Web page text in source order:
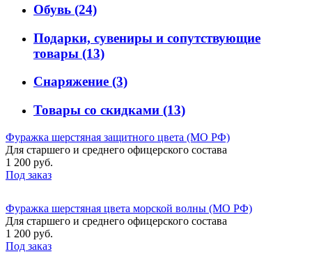
Обувь (24)
Подарки, сувениры и сопутствующие
товары (13)
Снаряжение (3)
Товары со скидками (13)
Фуражка шерстяная защитного цвета (МО РФ)
Для старшего и среднего офицерского состава
1 200 руб.
Под заказ
Фуражка шерстяная цвета морской волны (МО РФ)
Для старшего и среднего офицерского состава
1 200 руб.
Под заказ